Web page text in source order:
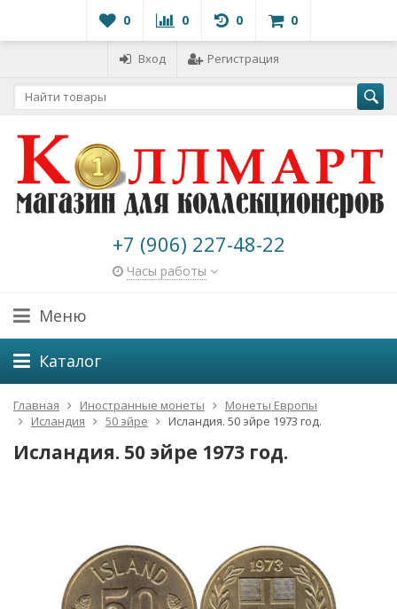
0 0 0 0
Вход Регистрация
+7 (906) 227-48-22
Часы работы
Меню
Каталог
Главная Иностранные монеты
Монеты Европы
Исландия
50 эйре Исландия. 50 эйре 1973 год.
Исландия. 50 эйре 1973 год.